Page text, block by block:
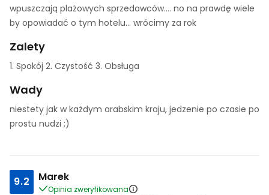
wpuszczają plażowych sprzedawców.... no na prawdę wiele
by opowiadać o tym hotelu... wrócimy za rok
Zalety
1. Spokój 2. Czystość 3. Obsługa
Wady
niestety jak w każdym arabskim kraju, jedzenie po czasie po
prostu nudzi ;)
9.2 Marek
Opinia zweryfikowana